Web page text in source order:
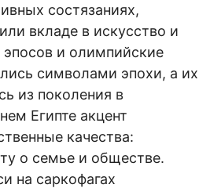
состязаниях,
вкладе в искусство и
и олимпийские
символами эпохи, а их
из поколения в
Египте акцент
качества:
о семье и обществе.
на саркофагах